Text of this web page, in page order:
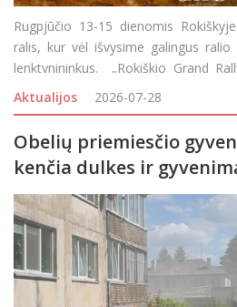
Rugpjūčio 13-15 dienomis
ralis, kur vėl išvysime galingus
lenktynininkus. „Rokiškio Grand
pripažinimo sulaukęs Lietuvos
kasmet v
Aktualijos 2026-07-28
Obelių priemiesčio
kenčia dulkes ir